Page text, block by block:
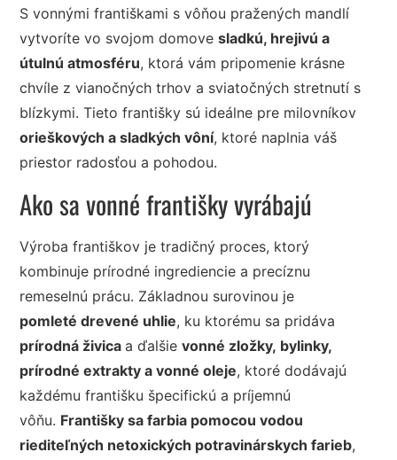
S vonnými františkami s vôňou pražených mandlí
vytvoríte vo svojom domovesladkú, hrejivú a
útulnú atmosféru, ktorá vám pripomenie krásne
chvíle z vianočných trhov a sviatočných stretnutí s
blízkymi. Tieto františky sú ideálne pre milovníkov
orieškových a sladkých vôní, ktoré naplnia váš
priestor radosťou a pohodou.
Ako sa vonné františky vyrábajú
Výroba františkov je tradičný proces, ktorý
kombinuje prírodné ingrediencie a precíznu
remeselnú prácu. Základnou surovinou je
pomleté drevené uhlie, ku ktorému sa pridáva
prírodná živicaa ďalšievonné zložky, bylinky,
prírodné extrakty a vonné oleje, ktoré dodávajú
každému františku špecifickú a príjemnú
vôňu. Františky sa farbia pomocou vodou
riediteľných netoxických potravinárskych farieb,